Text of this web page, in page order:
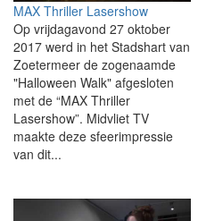
MAX Thriller Lasershow
Op vrijdagavond 27 oktober
2017 werd in het Stadshart van
Zoetermeer de zogenaamde
"Halloween Walk" afgesloten
met de “MAX Thriller
Lasershow”. Midvliet TV
maakte deze sfeerimpressie
van dit...